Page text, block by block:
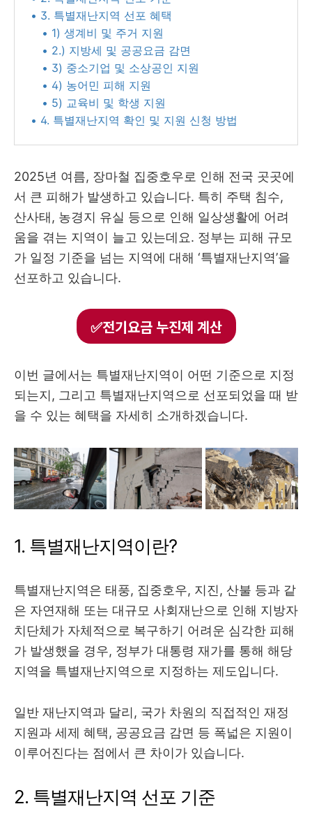
• 3. 특별재난지역 선포 혜택
• 1) 생계비 및 주거 지원
• 2.) 지방세 및 공공요금 감면
• 3) 중소기업 및 소상공인 지원
• 4) 농어민 피해 지원
• 5) 교육비 및 학생 지원
• 4. 특별재난지역 확인 및 지원 신청 방법
2025년 여름, 장마철 집중호우로 인해 전국 곳곳에
서 큰 피해가 발생하고 있습니다. 특히 주택 침수,
산사태, 농경지 유실 등으로 인해 일상생활에 어려
움을 겪는 지역이 늘고 있는데요. 정부는 피해 규모
가 일정 기준을 넘는 지역에 대해 ‘특별재난지역’을
선포하고 있습니다.
✅전기요금 누진제 계산
이번 글에서는 특별재난지역이 어떤 기준으로 지정
되는지, 그리고 특별재난지역으로 선포되었을 때 받
을 수 있는 혜택을 자세히 소개하겠습니다.
1. 특별재난지역이란?
특별재난지역은 태풍, 집중호우, 지진, 산불 등과 같
은 자연재해 또는 대규모 사회재난으로 인해 지방자
치단체가 자체적으로 복구하기 어려운 심각한 피해
가 발생했을 경우, 정부가 대통령 재가를 통해 해당
지역을 특별재난지역으로 지정하는 제도입니다.
일반 재난지역과 달리, 국가 차원의 직접적인 재정
지원과 세제 혜택, 공공요금 감면 등 폭넓은 지원이
이루어진다는 점에서 큰 차이가 있습니다.
2. 특별재난지역 선포 기준